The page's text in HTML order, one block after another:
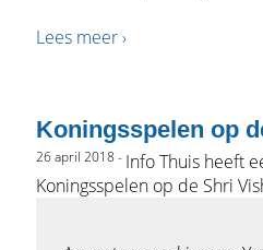
Lees meer ›
Koningsspelen op
26 april 2018 - Info Thuis heeft
Koningsspelen op de Shri